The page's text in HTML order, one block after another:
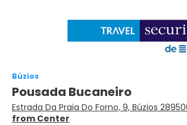
Búzios
Pousada Bucaneiro
Estrada Da Praia Do Forno, 9, Búzios
from Center